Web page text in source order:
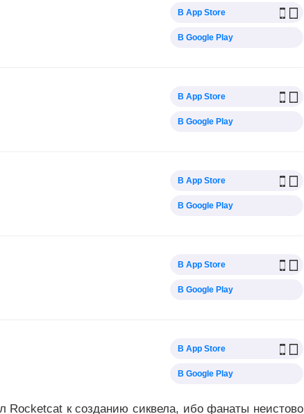
В App Store
В Google Play
В App Store
В Google Play
В App Store
В Google Play
В App Store
В Google Play
В App Store
В Google Play
Rocketcat к созданию сиквела, ибо фанаты неистово